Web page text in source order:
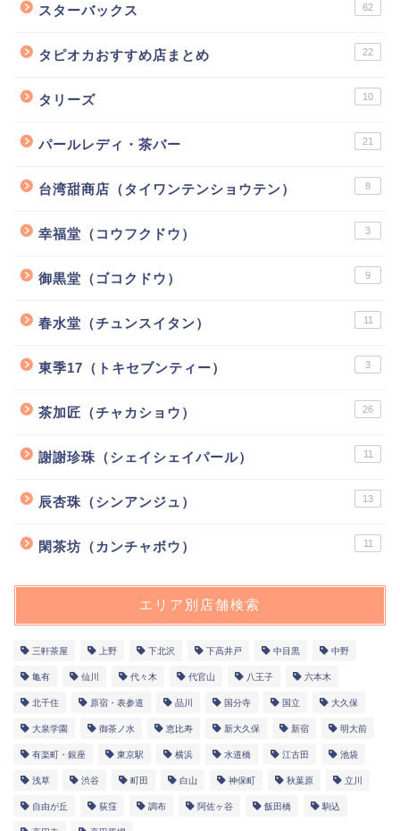
スターバックス 62
タピオカおすすめ店まとめ 22
タリーズ 10
パールレディ・茶バー 21
台湾甜商店（タイワンテンショウテン） 8
幸福堂（コウフクドウ） 3
御黒堂（ゴコクドウ） 9
春水堂（チュンスイタン） 11
東季17（トキセブンティー） 3
茶加匠（チャカショウ） 26
謝謝珍珠（シェイシェイパール） 11
辰杏珠（シンアンジュ） 13
閑茶坊（カンチャボウ） 11
エリア別店舗検索
三軒茶屋 上野 下北沢 下高井戸 中目黒 中野
亀有 仙川 代々木 代官山 八王子 六本木
北千住 原宿・表参道 品川 国分寺 国立 大久保
大泉学園 御茶ノ水 恵比寿 新大久保 新宿 明大前
有楽町・銀座 東京駅 横浜 水道橋 江古田 池袋
浅草 渋谷 町田 白山 神保町 秋葉原 立川
自由が丘 荻窪 調布 阿佐ヶ谷 飯田橋 駒込